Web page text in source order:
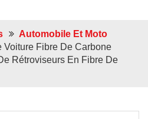
Automobile Et Moto
Voiture Fibre De Carbone
Rétroviseurs En Fibre De